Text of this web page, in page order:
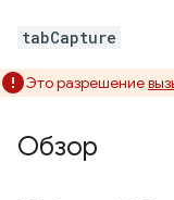
tabCapture
Это разрешение
Обзор